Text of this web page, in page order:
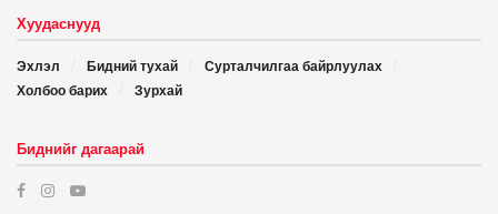
Хуудаснууд
Эхлэл Бидний тухай
Сурталчилгаа байрлуулах
Холбоо барих
Зурхай
Биднийг дагаарай